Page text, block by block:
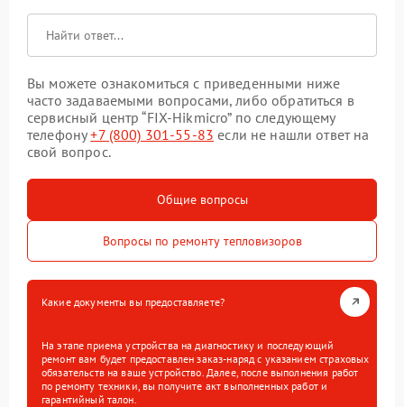
Вы можете ознакомиться с приведенными ниже
часто задаваемыми вопросами, либо обратиться в
сервисный центр “FIX-Hikmicro” по следующему
телефону+7 (800) 301-55-83 если не нашли ответ на
свой вопрос.
Общие вопросы
Вопросы по ремонту тепловизоров
Какие документы вы предоставляете?
На этапе приема устройства на диагностику и последующий
ремонт вам будет предоставлен заказ-наряд с указанием страховых
обязательств на ваше устройство. Далее, после выполнения работ
по ремонту техники, вы получите акт выполненных работ и
гарантийный талон.